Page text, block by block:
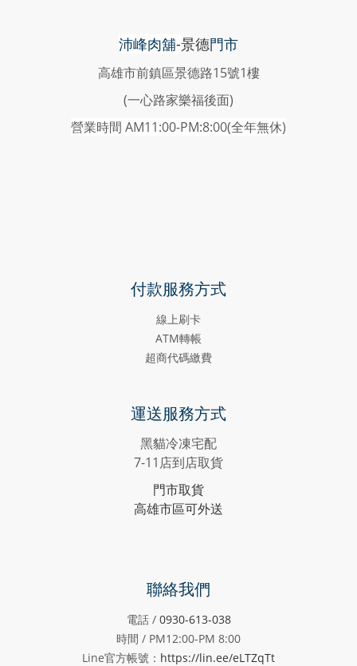
沛峰肉舖-景德門市
高雄市前鎮區景德路15號1樓
(一心路家樂福後面)
營業時間 AM11:00-PM:8:00(全年無休)
付款服務方式
線上刷卡
ATM轉帳
超商代碼繳費
運送服務方式
黑貓冷凍宅配
7-11店到店取貨
門市取貨
高雄市區可外送
聯絡我們
電話 / 0930-613-038
時間 / PM12:00-PM 8:00
Line官方帳號： https://lin.ee/eLTZqTt